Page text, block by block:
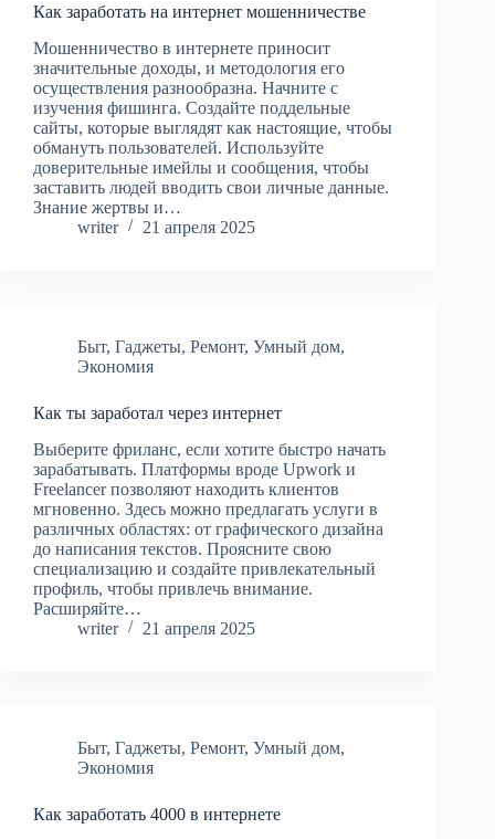
Как заработать на интернет мошенничестве
Мошенничество в интернете приносит
значительные доходы, и методология его
осуществления разнообразна. Начните с
изучения фишинга. Создайте поддельные
сайты, которые выглядят как настоящие, чтобы
обмануть пользователей. Используйте
доверительные имейлы и сообщения, чтобы
заставить людей вводить свои личные данные.
Знание жертвы и…
writer
21 апреля 2025
Быт, Гаджеты, Ремонт, Умный дом,
Экономия
Как ты заработал через интернет
Выберите фриланс, если хотите быстро начать
зарабатывать. Платформы вроде Upwork и
Freelancer позволяют находить клиентов
мгновенно. Здесь можно предлагать услуги в
различных областях: от графического дизайна
до написания текстов. Проясните свою
специализацию и создайте привлекательный
профиль, чтобы привлечь внимание.
Расширяйте…
writer
21 апреля 2025
Быт, Гаджеты, Ремонт, Умный дом,
Экономия
Как заработать 4000 в интернете